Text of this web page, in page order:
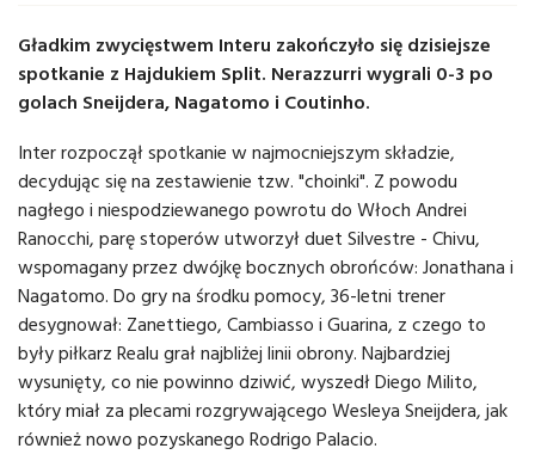
Gładkim zwycięstwem Interu zakończyło się dzisiejsze
spotkanie z Hajdukiem Split. Nerazzurri wygrali 0-3 po
golach Sneijdera, Nagatomo i Coutinho.
Inter rozpoczął spotkanie w najmocniejszym składzie,
decydując się na zestawienie tzw. "choinki". Z powodu
nagłego i niespodziewanego powrotu do Włoch Andrei
Ranocchi, parę stoperów utworzył duet Silvestre - Chivu,
wspomagany przez dwójkę bocznych obrońców: Jonathana i
Nagatomo. Do gry na środku pomocy, 36-letni trener
desygnował: Zanettiego, Cambiasso i Guarina, z czego to
były piłkarz Realu grał najbliżej linii obrony. Najbardziej
wysunięty, co nie powinno dziwić, wyszedł Diego Milito,
który miał za plecami rozgrywającego Wesleya Sneijdera, jak
również nowo pozyskanego Rodrigo Palacio.